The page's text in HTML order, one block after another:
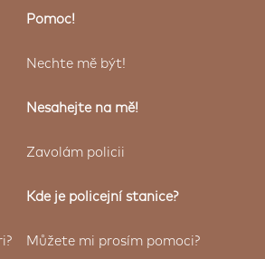
Pomoc!
Nechte mě být!
Nesahejte na mě!
Zavolám policii
Kde je policejní stanice?
Můžete mi prosím pomoci?